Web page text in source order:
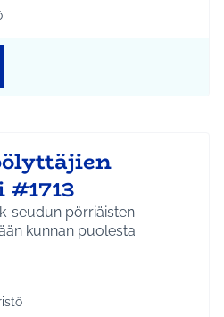
Kellokoski
teeman mukaan: Ympäristö
seudun pörriäisten
kunnan puolesta
Koko Tuusula
teeman mukaan: Ympäristö